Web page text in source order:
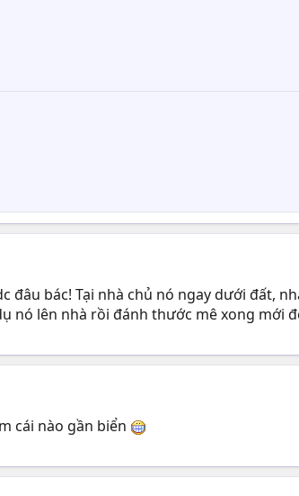
đâu bác! Tại nhà chủ nó ngay dưới đất,
nó lên nhà rồi đánh thước mê xong mới
cái nào gần biển